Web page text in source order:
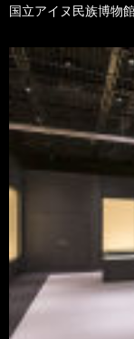
国立アイヌ民族博物